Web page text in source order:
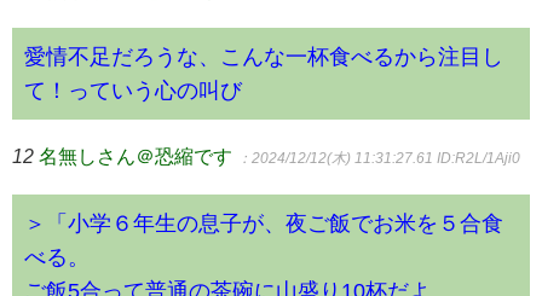
愛情不足だろうな、こんな一杯食べるから注目し
て！っていう心の叫び
12 名無しさん＠恐縮です ：2024/12/12(木) 11:31:27.61 ID:R2L/1Aji0
＞「小学６年生の息子が、夜ご飯でお米を５合食
べる。
ご飯5合って普通の茶碗に山盛り10杯だよ